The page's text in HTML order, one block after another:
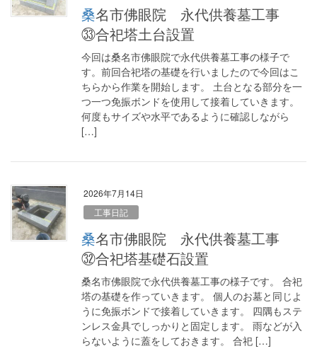
桑名市佛眼院 永代供養墓工事
㉝合祀塔土台設置
今回は桑名市佛眼院で永代供養墓工事の様子で
す。前回合祀塔の基礎を行いましたので今回はこ
ちらから作業を開始します。 土台となる部分を一
つ一つ免振ボンドを使用して接着していきます。
何度もサイズや水平であるように確認しながら
[…]
2026年7月14日
工事日記
桑名市佛眼院 永代供養墓工事
㉜合祀塔基礎石設置
桑名市佛眼院で永代供養墓工事の様子です。 合祀
塔の基礎を作っていきます。 個人のお墓と同じよ
うに免振ボンドで接着していきます。 四隅もステ
ンレス金具でしっかりと固定します。 雨などが入
らないように蓋をしておきます。 合祀 […]